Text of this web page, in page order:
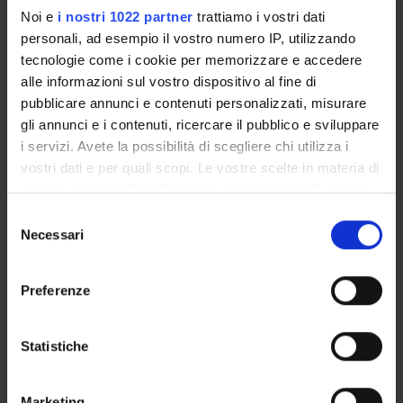
Noi e i nostri 1022 partner trattiamo i vostri dati
personali, ad esempio il vostro numero IP, utilizzando
tecnologie come i cookie per memorizzare e accedere
alle informazioni sul vostro dispositivo al fine di
pubblicare annunci e contenuti personalizzati, misurare
gli annunci e i contenuti, ricercare il pubblico e sviluppare
i servizi. Avete la possibilità di scegliere chi utilizza i
vostri dati e per quali scopi. Le vostre scelte in materia di
privacy sono applicabili solo su questa proprietà digitale
modificare o revocare il proprio consenso in qualsiasi
momento dalla Dichiarazione sui cookie o facendo clic
raccogliere informazioni sulla tua posizione
geografica, con un'approssimazione di qualche
delNecessari
Preferenze
Statistiche
ENTI FINANZIATORI:
C.N.R. Consiglio Nazionale delle Ricerche
Finanziamento:assegnato e gestito dal Dipartimento
Professore ordinario
Professore associato
Professore emerito